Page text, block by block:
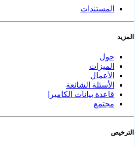
المستندات
المزيد
حول
الميزات
الأعمال
الأسئلة الشائعة
قاعدة بيانات الكاميرا
مجتمع
الترخيص